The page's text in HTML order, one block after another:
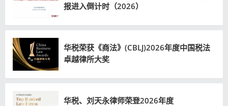
报进入倒计时（2026）
华税荣获《商法》(CBLJ)2026年度中国税法
卓越律所大奖
华税、刘天永律师荣登2026年度